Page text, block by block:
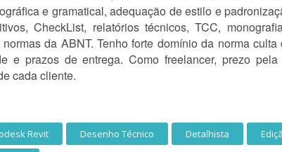
e gramatical, adequação de estilo e
CheckList, relatórios técnicos, TCC,
da ABNT. Tenho forte domínio da norma
e prazos de entrega. Como freelancer, prezo
cada cliente.
Revit Desenho Técnico Detalhista